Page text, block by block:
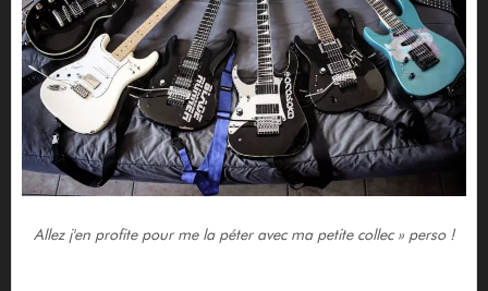
Allez j'en profite pour me la péter avec ma petite collec » perso !